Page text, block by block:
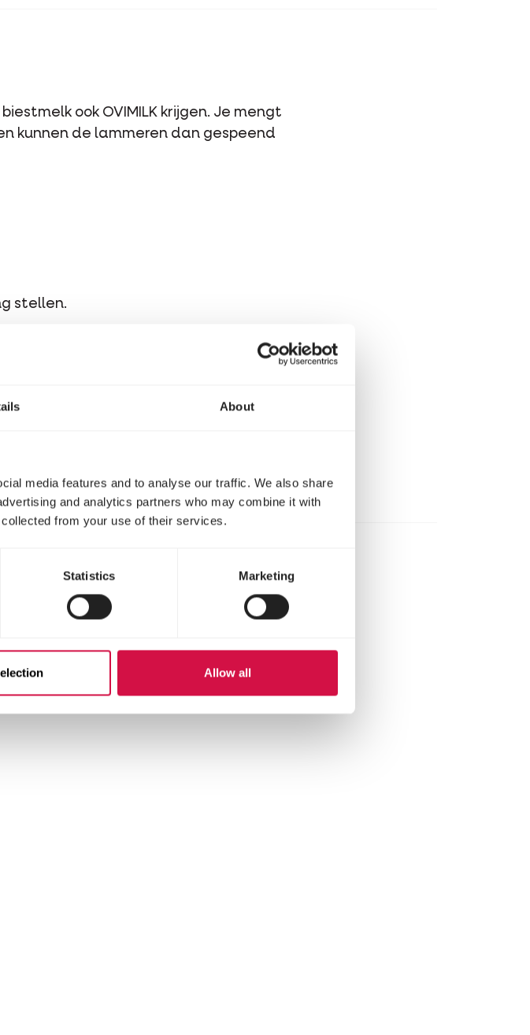
About
media features and to analyse our traffic. We also share
and analytics partners who may combine it with
from your use of their services.
Statistics Marketing
Allow all
ook OVIMILK krijgen. Je mengt
kunnen de lammeren dan gespeend
stellen.
uitsluitend specifieke